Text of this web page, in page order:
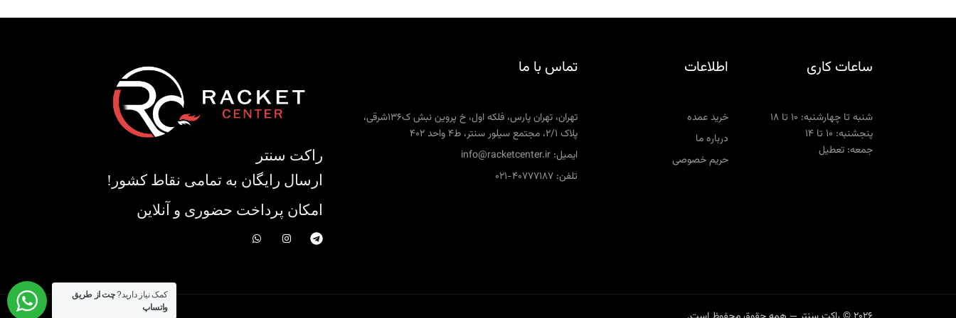
ساعات کاری
شنبه تا چهارشنبه: ۱۰ تا ۱۸
پنجشنبه: ۱۰ تا ۱۴
جمعه: تعطیل
اطلاعات
خرید عمده
درباره ما
حریم خصوصی
تماس با ما
تهران، تهران پارس، فلکه اول، خ پروین نبش ک136شرقی،
پلاک 2/1، مجتمع سیلور سنتر، ط4 واحد 402
ایمیل: info@racketcenter.ir
تلفن: 40777187-021
راکت سنتر
ارسال رایگان به تمامی نقاط کشور!
امکان پرداخت حضوری و آنلاین
کمک نیاز دارید?چت از طریق
واتساپ